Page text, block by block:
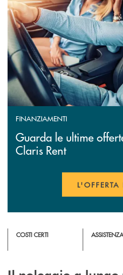
FINANZIAMENTI
Guarda le ultime
Claris Rent
L'OFFERTA
COSTI CERTI